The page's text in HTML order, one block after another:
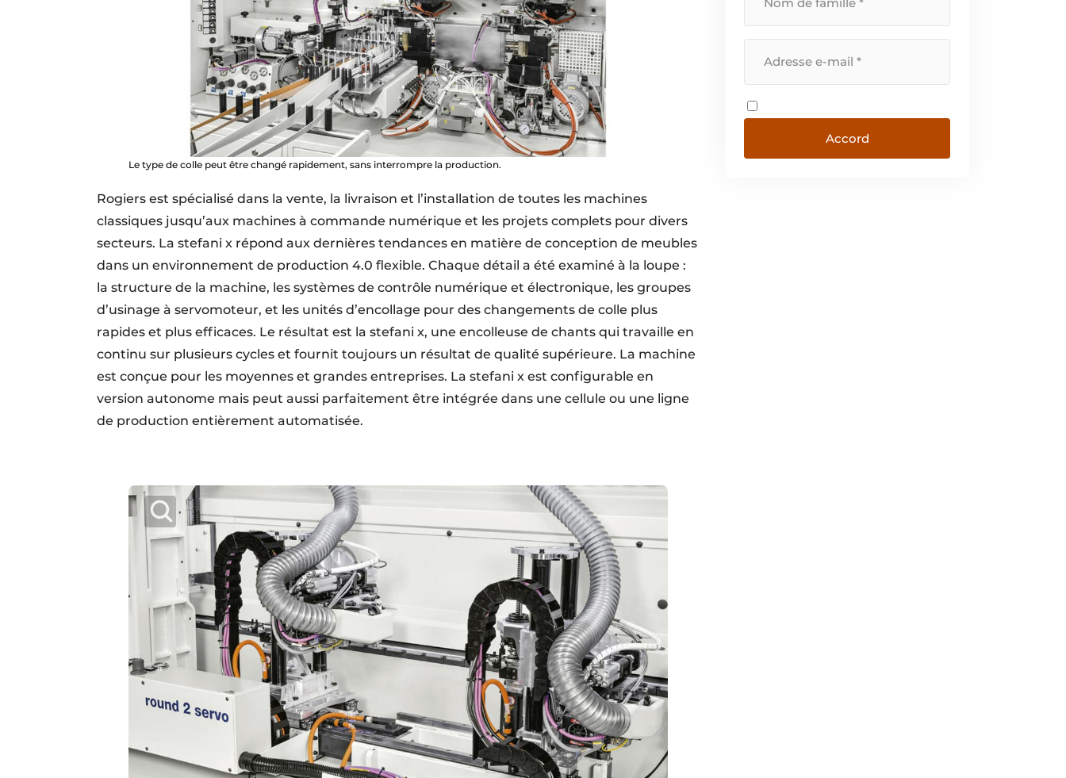
Le type de colle peut être changé rapidement, sans interrompre la production.
Rogiers est spécialisé dans la vente, la livraison et l’installation de toutes les machines
classiques jusqu’aux machines à commande numérique et les projets complets pour divers
secteurs. La stefani x répond aux dernières tendances en matière de conception de meubles
dans un environnement de production 4.0 flexible. Chaque détail a été examiné à la loupe :
la structure de la machine, les systèmes de contrôle numérique et électronique, les groupes
d’usinage à servomoteur, et les unités d’encollage pour des changements de colle plus
rapides et plus efficaces. Le résultat est la stefani x, une encolleuse de chants qui travaille en
continu sur plusieurs cycles et fournit toujours un résultat de qualité supérieure. La machine
est conçue pour les moyennes et grandes entreprises. La stefani x est configurable en
version autonome mais peut aussi parfaitement être intégrée dans une cellule ou une ligne
de production entièrement automatisée.
Accord